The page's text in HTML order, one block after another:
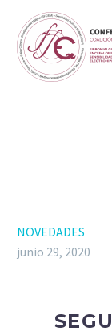
NOVEDADES
junio 29, 2020